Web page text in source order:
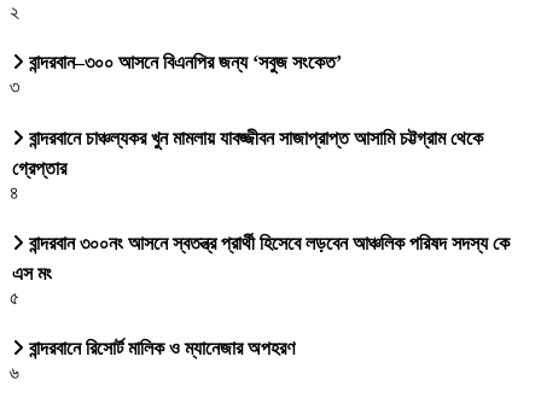
২
বান্দরবান–৩০০ আসনে বিএনপির জন্য ‘সবুজ সংকেত’
৩
বান্দরবানে চাঞ্চল্যকর খুন মামলায় যাবজ্জীবন সাজাপ্রাপ্ত আসামি চট্টগ্রাম থেকে
গ্রেপ্তার
৪
বান্দরবান ৩০০নং আসনে স্বতন্ত্র প্রার্থী হিসেবে লড়বেন আঞ্চলিক পরিষদ সদস্য কে
এস মং
৫
বান্দরবানে রিসোর্ট মালিক ও ম্যানেজার অপহরণ
৬